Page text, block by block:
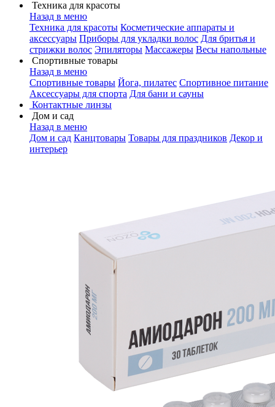
Техника для красоты
Назад в меню
Техника для красоты Косметические аппараты и
аксессуары Приборы для укладки волос Для бритья и
стрижки волос Эпиляторы Массажеры Весы напольные
Спортивные товары
Назад в меню
Спортивные товары Йога, пилатес Спортивное питание
Аксессуары для спорта Для бани и сауны
Контактные линзы
Дом и сад
Назад в меню
Дом и сад Канцтовары Товары для праздников Декор и
интерьер